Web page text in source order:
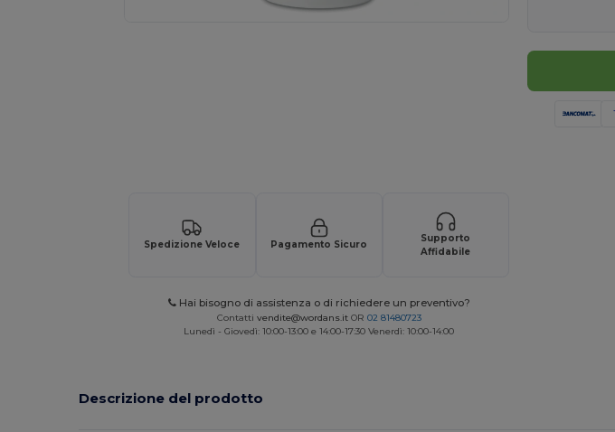
Spedizione Veloce Pagamento Sicuro
Supporto
Affidabile
Hai bisogno di assistenza o di richiedere un preventivo?
Contatti vendite@wordans.it OR 02 81480723
Lunedì - Giovedì: 10:00-13:00 e 14:00-17:30 Venerdì: 10:00-14:00
Descrizione del prodotto